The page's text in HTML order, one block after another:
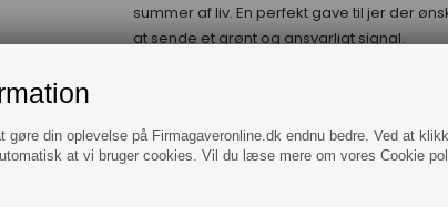
gøre din oplevelse på Firmagaveronline.dk endnu bedre. Ved at
at vi bruger cookies. Vil du læse mere om vores Cookie
summer af liv. En perfekt gave til jer der
at sende et grønt og ansvarligt signal.
gør en lille indsats, kan vi i fællesskab gøre
stor forskel. Når vi giver plads til naturen og